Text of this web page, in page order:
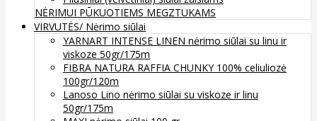
NĖRIMUI PŪKUOTIEMS MEGZTUKAMS
VIRVUTĖS/ Nėrimo siūlai
YARNART INTENSE LINEN nėrimo siūlai su linu ir
viskoze 50gr/175m
FIBRA NATURA RAFFIA CHUNKY 100% celiuliozė
100gr/120m
Lanoso Lino nėrimo siūlai su viskoze ir linu
50gr/175m